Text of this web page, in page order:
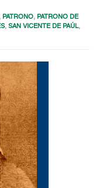
, PATRONO, PATRONO DE
,SAN VICENTE DE PAÚL,